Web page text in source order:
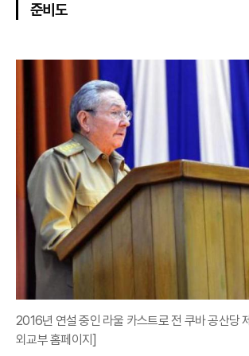
준비도
2016년 연설 중인 라울 카스트로 전 쿠바 공산당
외교부 홈페이지]